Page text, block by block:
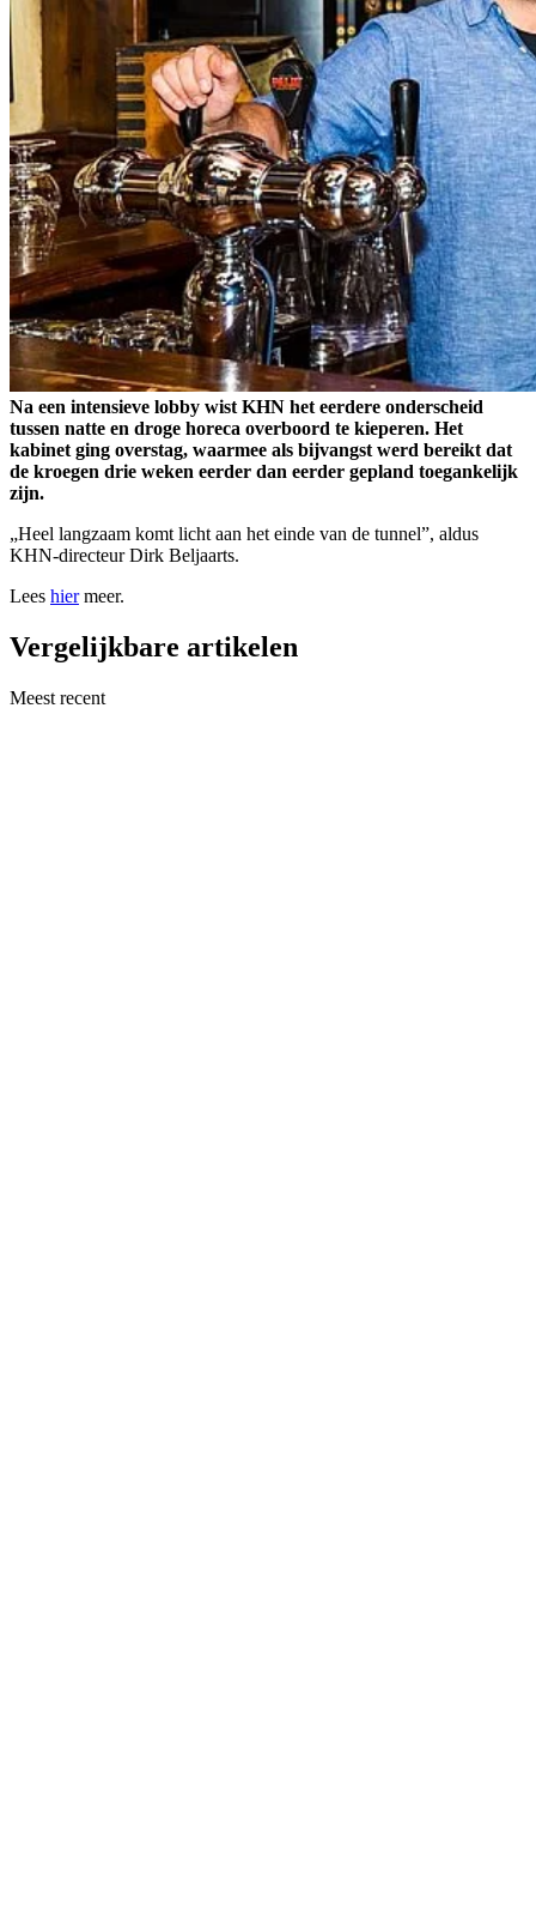
Na een intensieve lobby wist KHN het eerdere onderscheid
tussen natte en droge horeca overboord te kieperen. Het
kabinet ging overstag, waarmee als bijvangst werd bereikt dat
de kroegen drie weken eerder dan eerder gepland toegankelijk
zijn.
„Heel langzaam komt licht aan het einde van de tunnel”, aldus
KHN-directeur Dirk Beljaarts.
Lees hiermeer.
Vergelijkbare artikelen
Meest recent